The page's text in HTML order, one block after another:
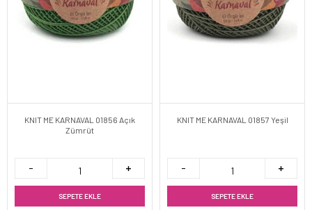
KNIT ME KARNAVAL 01856 Açık
Zümrüt
SEPETE EKLE
KNIT ME KARNAVAL 01857 Yeşil
SEPETE EKLE